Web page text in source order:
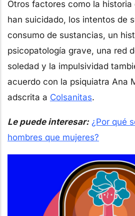
Otros factores como la historia
han suicidado, los intentos de
consumo de sustancias, un
psicopatología grave, una red
soledad y la impulsividad
acuerdo con la psiquiatra Ana
adscrita a Colsanitas.
Le puede interesar: ¿Por qué
hombres que mujeres?